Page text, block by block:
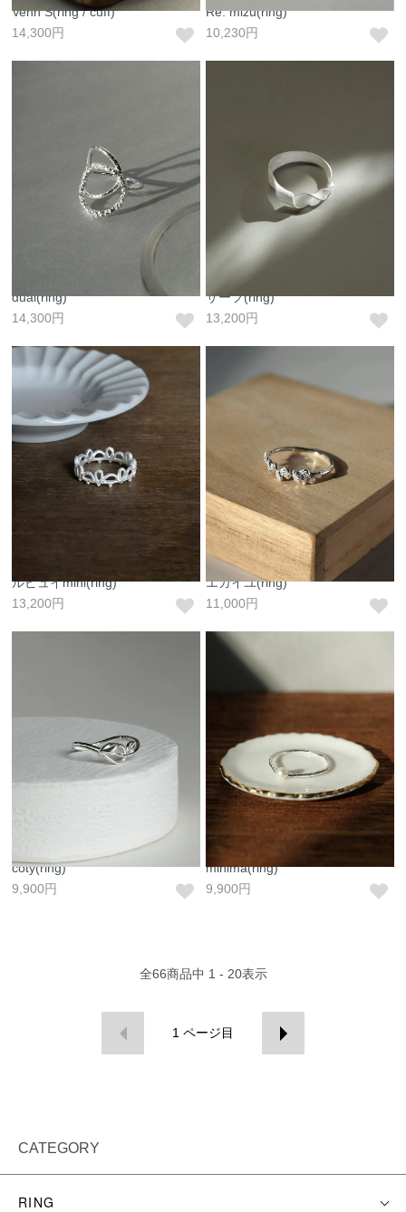
Venn S(ring / cuff)
14,300円
Re: mizu(ring)
10,230円
dual(ring)
14,300円
サーフ(ring)
13,200円
ルピュイmini(ring)
13,200円
エカイユ(ring)
11,000円
coty(ring)
9,900円
minima(ring)
9,900円
全66商品中 1 - 20表示
1 ページ目
CATEGORY
RING